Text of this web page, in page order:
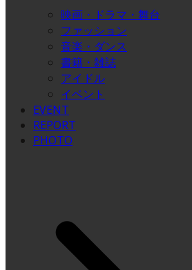
映画・ドラマ・舞台
ファッション
音楽・ダンス
書籍・雑誌
アイドル
イベント
EVENT
REPORT
PHOTO